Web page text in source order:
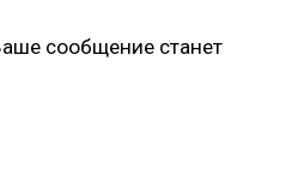
сообщение станет